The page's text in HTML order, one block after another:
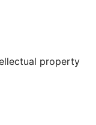
property